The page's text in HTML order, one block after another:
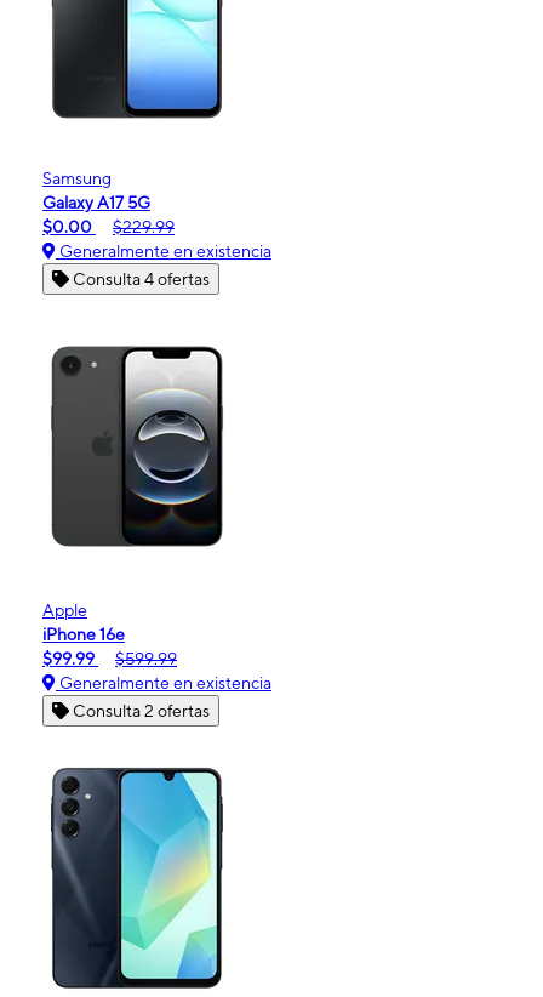
Samsung
Galaxy A17 5G
$0.00
$229.99
Generalmente en existencia
Consulta 4 ofertas
Apple
iPhone 16e
$99.99
$599.99
Generalmente en existencia
Consulta 2 ofertas